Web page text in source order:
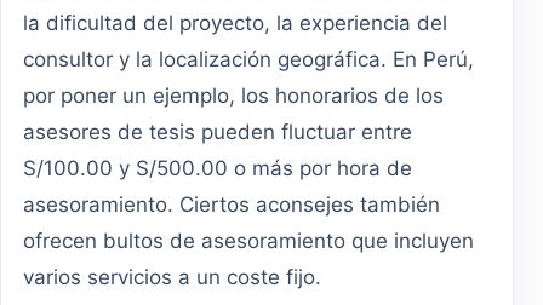
la dificultad del proyecto, la experiencia del
consultor y la localización geográfica. En Perú,
por poner un ejemplo, los honorarios de los
asesores de tesis pueden fluctuar entre
S/100.00 y S/500.00 o más por hora de
asesoramiento. Ciertos aconsejes también
ofrecen bultos de asesoramiento que incluyen
varios servicios a un coste fijo.